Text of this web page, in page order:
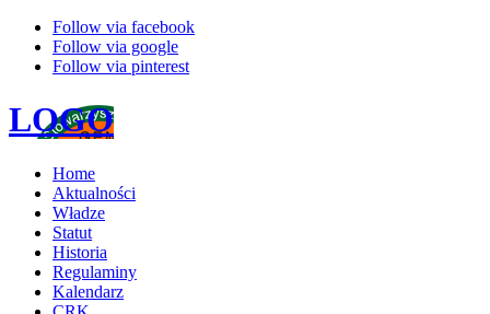
Follow via facebook
Follow via google
Follow via pinterest
LOGO
Home
Aktualności
Władze
Statut
Historia
Regulaminy
Kalendarz